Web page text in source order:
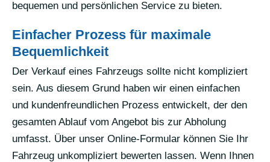
bequemen und persönlichen Service zu bieten.
Einfacher Prozess für maximale
Bequemlichkeit
Der Verkauf eines Fahrzeugs sollte nicht kompliziert
sein. Aus diesem Grund haben wir einen einfachen
und kundenfreundlichen Prozess entwickelt, der den
gesamten Ablauf vom Angebot bis zur Abholung
umfasst. Über unser Online-Formular können Sie Ihr
Fahrzeug unkompliziert bewerten lassen. Wenn Ihnen